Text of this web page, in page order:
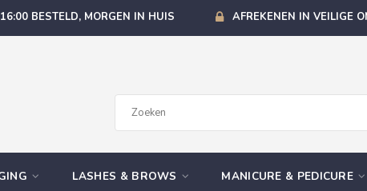
BESTELD, MORGEN IN HUIS AFREKENEN IN VEILIGE
LASHES & BROWS MANICURE & PEDICURE